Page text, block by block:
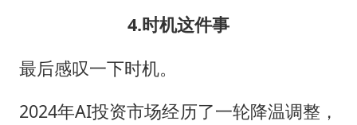
4.时机这件事
最后感叹一下时机。
2024年AI投资市场经历了一轮降温调整，